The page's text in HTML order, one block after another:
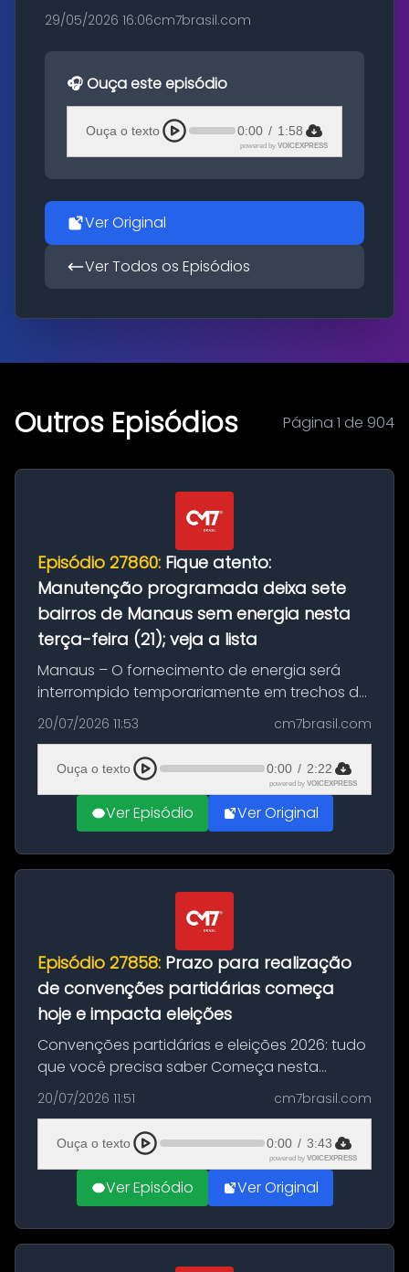
29/05/2026 16:06cm7brasil.com
🎧 Ouça este episódio
Ouça o texto 0:00 / 1:58
powered by VOICEXPRESS
Ver Original
Ver Todos os Episódios
Outros Episódios Página 1 de 904
Episódio 27860: Fique atento:
Manutenção programada deixa sete
bairros de Manaus sem energia nesta
terça-feira (21); veja a lista
Manaus – O fornecimento de energia será
interrompido temporariamente em trechos de
sete bairros de Manaus nesta terça-feira (21).
A suspensão programada ocorrerá para a
execução de serviços de manuten...
20/07/2026 11:53 cm7brasil.com
Ouça o texto 0:00 / 2:22
powered by VOICEXPRESS
Ver Episódio Ver Original
Episódio 27858: Prazo para realização
de convenções partidárias começa
hoje e impacta eleições
Convenções partidárias e eleições 2026: tudo
que você precisa saber Começa nesta
segunda-feira e vai até 5 de agosto o prazo
para que partidos políticos e federações
partidárias realizem suas convençõ...
20/07/2026 11:51 cm7brasil.com
Ouça o texto 0:00 / 3:43
powered by VOICEXPRESS
Ver Episódio Ver Original